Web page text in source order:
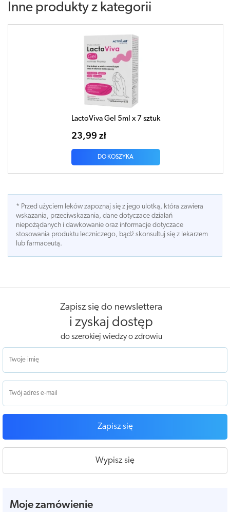
Inne produkty z kategorii
LactoViva Gel 5ml x 7 sztuk
23,99 zł
DO KOSZYKA
* Przed użyciem leków zapoznaj się z jego ulotką, która zawiera
wskazania, przeciwskazania, dane dotyczace działań
niepożądanych i dawkowanie oraz informacje dotyczace
stosowania produktu leczniczego, bądź skonsultuj się z lekarzem
lub farmaceutą.
Zapisz się do newslettera
i zyskaj dostęp
do szerokiej wiedzy o zdrowiu
Zapisz się
Wypisz się
Moje zamówienie